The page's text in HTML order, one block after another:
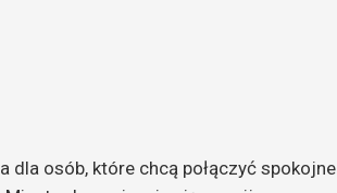
dla osób, które chcą połączyć spokojne